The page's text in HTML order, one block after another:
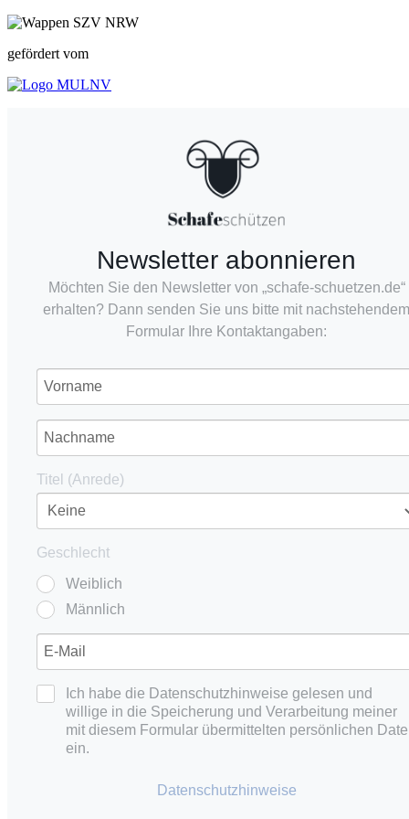
gefördert vom
Newsletter abonnieren
Möchten Sie den Newsletter von „schafe-schuetzen.de“
erhalten? Dann senden Sie uns bitte mit nachstehendem
Formular Ihre Kontaktangaben:
Titel (Anrede)
Geschlecht
Weiblich
Männlich
Ich habe die Datenschutzhinweise gelesen und
willige in die Speicherung und Verarbeitung meiner
mit diesem Formular übermittelten persönlichen
ein.
Datenschutzhinweise